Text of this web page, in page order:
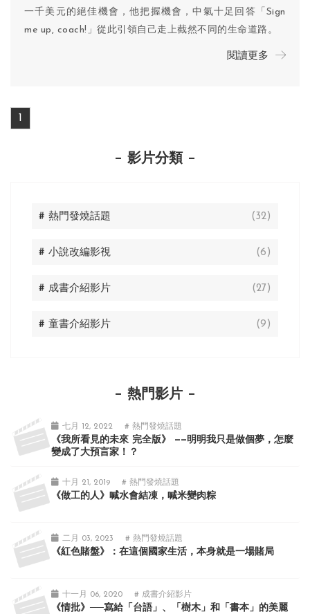
一千美元的絕佳機會，他把握機會，中氣十足回答「Sign
me up, coach!」從此引領自己走上截然不同的生命道路。
閱讀更多
1
影片分類
# 熱門發燒話題 (32)
# 小說改編影視 (6)
# 成書介紹影片 (27)
# 童書介紹影片 (9)
熱門影片
七月 12, 2022 # 熱門發燒話題
《我所看見的未來 完全版》 ——明明我只是做個夢，怎麼
變成了大預言家！？
十月 21, 2019 # 熱門發燒話題
《做工的人》喊水會結凍，喊米變肉粽
二月 03, 2023 # 熱門發燒話題
《紅色賭盤》：在這個國家生活，本身就是一場賭局
十一月 06, 2020 # 成書介紹影片
《情批》──寫給「台語」、「樹木」和「書本」的美麗